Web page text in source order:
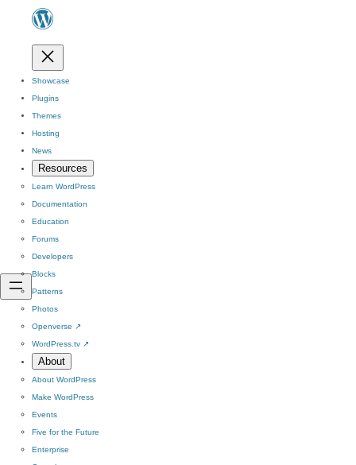
Showcase
Plugins
Themes
Hosting
News
Resources
Learn WordPress
Documentation
Education
Forums
Developers
Blocks
Patterns
Photos
Openverse ↗
WordPress.tv ↗
About
About WordPress
Make WordPress
Events
Five for the Future
Enterprise